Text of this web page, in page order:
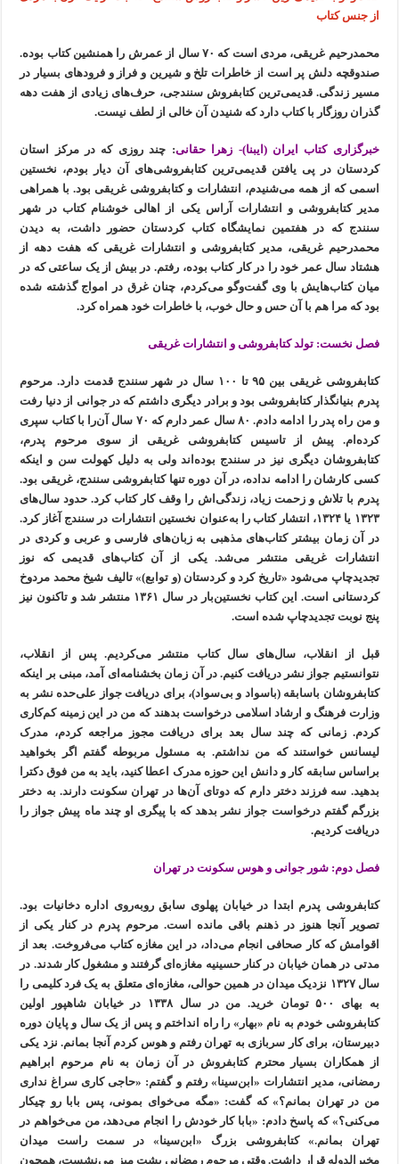
از جنس کتاب
محمدرحیم غریقی، مردی است که ۷۰ سال از عمرش را همنشین کتاب بوده.
صندوقچه دلش پر است از خاطرات تلخ و شیرین و فراز و فرودهای بسیار در
مسیر زندگی. قدیمی‌ترین کتابفروش سنندجی، حرف‌های زیادی از هفت دهه
گذران روزگار با کتاب دارد که شنیدن آن‌ خالی از لطف نیست.
خبرگزاری کتاب ایران (ایبنا)- زهرا حقانی: چند روزی که در مرکز استان
کردستان در پی یافتن قدیمی‌ترین کتابفروشی‌های آن دیار بودم، نخستین
اسمی که از همه می‌شنیدم، انتشارات و کتابفروشی غریقی بود. با همراهی
مدیر کتابفروشی و انتشارات آراس یکی از اهالی خوشنام کتاب در شهر
سنندج که در هفتمین نمایشگاه کتاب کردستان حضور داشت، به دیدن
محمدرحیم غریقی، مدیر کتابفروشی و انتشارات غریقی که هفت دهه از
هشتاد سال عمر خود را در کار کتاب بوده، رفتم. در بیش از یک ساعتی که در
میان کتاب‌هایش با وی گفت‌وگو می‌کردم، چنان غرق در امواج گذشته شده
بود که مرا هم با آن حس و حال خوب، با خاطرات خود همراه کرد.
فصل نخست: تولد کتابفروشی و انتشارات غریقی
کتابفروشی غریقی بین ۹۵ تا ۱۰۰ سال در شهر سنندج قدمت دارد. مرحوم
پدرم بنیانگذار کتابفروشی بود و برادر دیگری داشتم که در جوانی از دنیا رفت
و من راه پدر را ادامه دادم. ۸۰ سال عمر دارم که ۷۰ سال آن‌را با کتاب سپری
کرده‌ام. پیش از تاسیس کتابفروشی غریقی از سوی مرحوم پدرم،
کتابفروشان دیگری نیز در سنندج بوده‌اند ولی به دلیل کهولت سن و اینکه
کسی کارشان را ادامه نداده، در آن دوره تنها کتابفروشی سنندج، غریقی بود.
پدرم با تلاش و زحمت زیاد، زندگی‌اش را وقف کار کتاب کرد. حدود سال‌های
۱۳۲۳ یا ۱۳۲۴، انتشار کتاب را به‌عنوان نخستین انتشارات در سنندج آغاز کرد.
در آن زمان بیشتر کتاب‌های مذهبی به زبان‌های فارسی و عربی و کردی در
انتشارات غریقی منتشر می‌شد. یکی از آن‌ کتاب‌های قدیمی که نوز
تجدیدچاپ می‌شود «تاریخ کرد و کردستان (و توابع)» تالیف شیخ محمد مردوخ
کردستانی است. این کتاب نخستین‌بار در سال ۱۳۶۱ منتشر شد و تاکنون نیز
پنج نوبت تجدیدچاپ شده است.
قبل از انقلاب، سال‌های سال کتاب منتشر می‌کردیم. پس از انقلاب،
نتوانستیم جواز نشر دریافت کنیم. در آن زمان بخشنامه‌ای آمد، مبنی بر اینکه
کتابفروشان باسابقه (باسواد و بی‌سواد)، برای دریافت جواز علی‌حده نشر به
وزارت فرهنگ و ارشاد اسلامی درخواست بدهند که من در این زمینه کم‌کاری
کردم. زمانی که چند سال بعد برای دریافت مجوز مراجعه کردم، مدرک
لیسانس خواستند که من نداشتم. به مسئول مربوطه گفتم اگر بخواهید
براساس سابقه کار و دانش این حوزه مدرک اعطا کنید، باید به من فوق دکترا
بدهید. سه فرزند دختر دارم که دوتای آن‌ها در تهران سکونت دارند. به دختر
بزرگم گفتم درخواست جواز نشر بدهد که با پیگری او چند ماه پیش جواز را
دریافت کردیم.
فصل دوم: شور جوانی و هوس سکونت در تهران
کتابفروشی پدرم ابتدا در خیابان پهلوی سابق روبه‌روی اداره دخانیات بود.
تصویر آنجا هنوز در ذهنم باقی مانده است. مرحوم پدرم در کنار یکی از
اقوامش که کار صحافی انجام می‌داد، در این مغازه کتاب می‌فروخت. بعد از
مدتی در همان خیابان در کنار حسینیه مغازه‌ای گرفتند و مشغول کار شدند. در
سال ۱۳۲۷ نزدیک میدان در همین حوالی، مغازه‌ای متعلق به یک فرد کلیمی را
به بهای ۵۰۰ تومان خرید. من در سال ۱۳۳۸ در خیابان شاهپور اولین
کتابفروشی خودم به نام «بهار» را راه‌ انداختم و پس از یک سال و پایان دوره
دبیرستان، برای کار سربازی به تهران رفتم و هوس کردم آنجا بمانم. نزد یکی
از همکاران بسیار محترم کتابفروش در آن زمان به نام مرحوم ابراهیم
رمضانی، مدیر انتشارات «ابن‌سینا» رفتم و گفتم: «حاجی کاری سراغ نداری
من در تهران بمانم؟» که گفت: «مگه می‌خوای بمونی، پس بابا رو چیکار
می‌کنی؟» که پاسخ دادم: «بابا کار خودش را انجام می‌دهد، من می‌خواهم در
تهران بمانم.» کتابفروشی بزرگ «ابن‌سینا» در سمت راست میدان
مخبرالدوله قرار داشت. وقتی مرحوم رمضانی پشت میز می‌نشست، همچون